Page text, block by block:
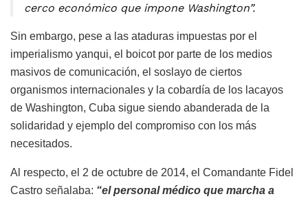
cerco económico que impone Washington”.
Sin embargo, pese a las ataduras impuestas por el
imperialismo yanqui, el boicot por parte de los medios
masivos de comunicación, el soslayo de ciertos
organismos internacionales y la cobardía de los lacayos
de Washington, Cuba sigue siendo abanderada de la
solidaridad y ejemplo del compromiso con los más
necesitados.
Al respecto, el 2 de octubre de 2014, el Comandante Fidel
Castro señalaba: “el personal médico que marcha a